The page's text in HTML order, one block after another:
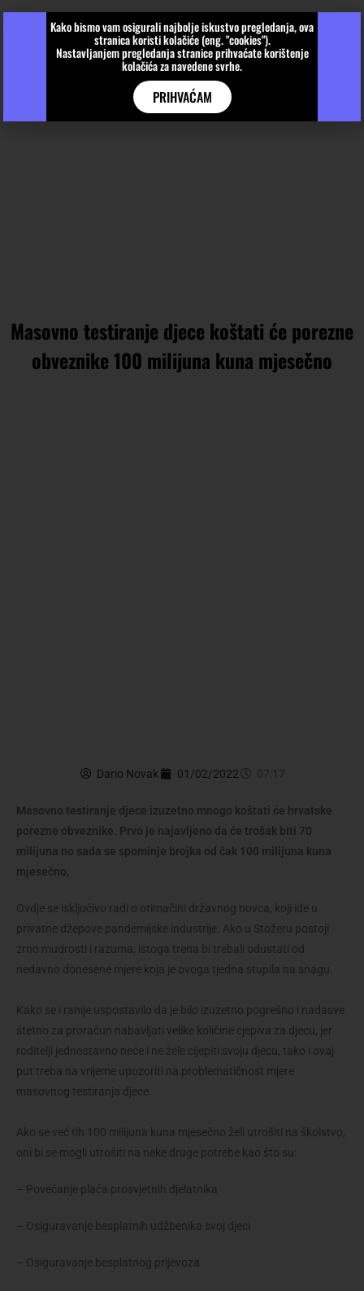
Masovno testiranje djece koštati će porezne
obveznike 100 milijuna kuna mjesečno
Dario Novak 01/02/2022 07:17
Masovno testiranje djece izuzetno mnogo koštati će hrvatske
porezne obveznike. Prvo je najavljeno da će trošak biti 70
milijuna no sada se spominje brojka od čak 100 milijuna kuna
mjesečno,
Ovdje se isključivo radi o otimačini državnog novca, koji ide u
privatne džepove pandemijske industrije. Ako u Stožeru postoji
zrno mudrosti i razuma, istoga trena bi trebali odustati od
nedavno donesene mjere koja je ovoga tjedna stupila na snagu.
Kako se i ranije uspostavilo da je bilo izuzetno pogrešno i nadasve
štetno za proračun nabavljati velike količine cjepiva za djecu, jer
roditelji jednostavno neće i ne žele cijepiti svoju djecu, tako i ovaj
put treba na vrijeme upozoriti na problematičnost mjere
masovnog testiranja djece.
Ako se već tih 100 milijuna kuna mjesečno želi utrošiti na školstvo,
oni bi se mogli utrošiti na neke druge potrebe kao što su:
– Povećanje plaća prosvjetnih djelatnika
– Osiguravanje besplatnih udžbenika svoj djeci
– Osiguravanje besplatnog prijevoza
Kako bismo vam osigurali najbolje iskustvo pregledanja, ova
stranica koristi kolačiće (eng. "cookies").
Nastavljanjem pregledanja stranice prihvaćate korištenje
kolačića za navedene svrhe.
PRIHVAĆAM